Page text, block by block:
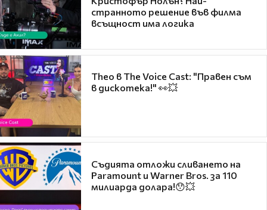
странното решение във филма
всъщност има логика
Theo в The Voice Cast: "Правен съм
в дискотека!" 👀💥
Съдията отложи сливането на
Paramount и Warner Bros. за 110
милиарда долара!😯💥